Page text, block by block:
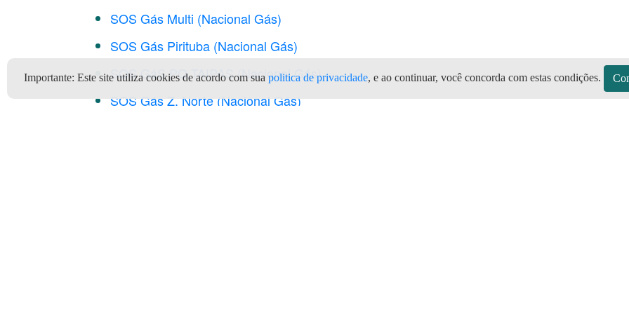
SOS Gás Multi (Nacional Gás)
SOS Gás Pirituba (Nacional Gás)
SOS GáS PQ.TAIPAS (Nacional Gás)
SOS Gás Z. Norte (Nacional Gás)
Importante: Este site utiliza cookies de acordo com suapolitica de privacidade, e ao continuar, você concorda com estas condições.